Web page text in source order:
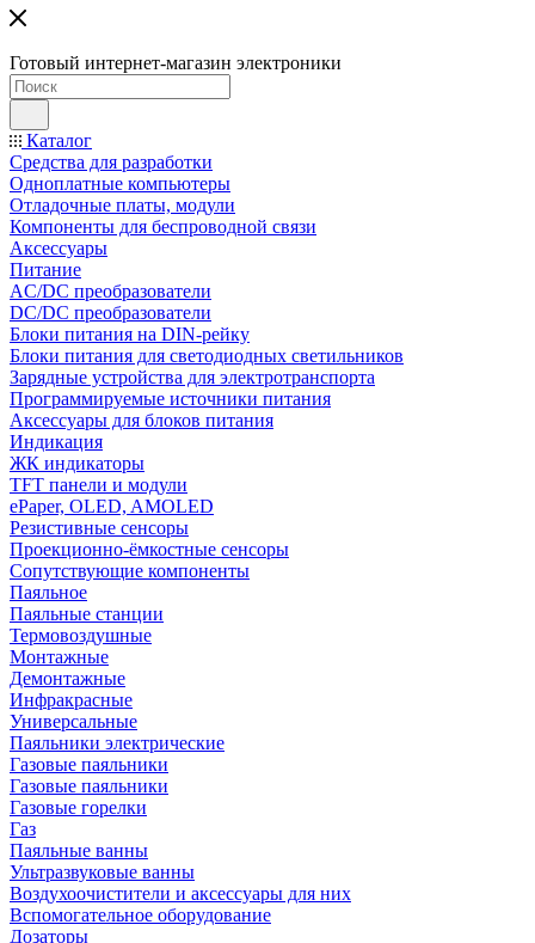
Готовый интернет-магазин электроники
Каталог
Средства для разработки
Одноплатные компьютеры
Отладочные платы, модули
Компоненты для беспроводной связи
Аксессуары
Питание
AC/DC преобразователи
DC/DC преобразователи
Блоки питания на DIN-рейку
Блоки питания для светодиодных светильников
Зарядные устройства для электротранспорта
Программируемые источники питания
Аксессуары для блоков питания
Индикация
ЖК индикаторы
TFT панели и модули
ePaper, OLED, AMOLED
Резистивные сенсоры
Проекционно-ёмкостные сенсоры
Сопутствующие компоненты
Паяльное
Паяльные станции
Термовоздушные
Монтажные
Демонтажные
Инфракрасные
Универсальные
Паяльники электрические
Газовые паяльники
Газовые паяльники
Газовые горелки
Газ
Паяльные ванны
Ультразвуковые ванны
Воздухоочистители и аксессуары для них
Вспомогательное оборудование
Дозаторы